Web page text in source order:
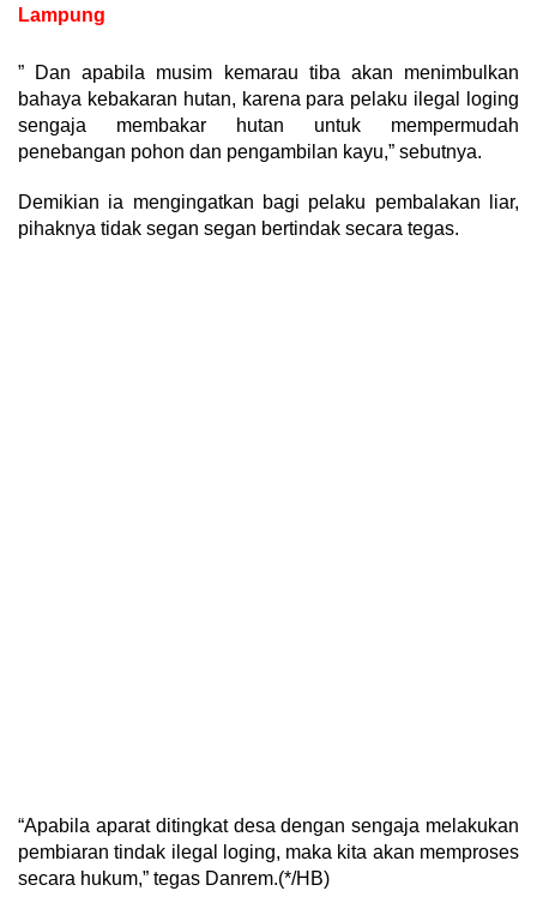
Lampung
” Dan apabila musim kemarau tiba akan menimbulkan
bahaya kebakaran hutan, karena para pelaku ilegal loging
sengaja membakar hutan untuk mempermudah
penebangan pohon dan pengambilan kayu,” sebutnya.
Demikian ia mengingatkan bagi pelaku pembalakan liar,
pihaknya tidak segan segan bertindak secara tegas.
“Apabila aparat ditingkat desa dengan sengaja melakukan
pembiaran tindak ilegal loging, maka kita akan memproses
secara hukum,” tegas Danrem.(*/HB)